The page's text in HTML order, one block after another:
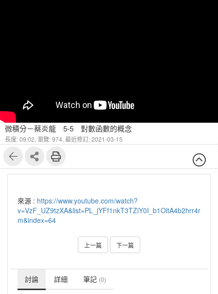
微積分－蔡炎龍 5-5 對數函數的概念
長度: 09:02, 瀏覽: 974, 最近修訂: 2021-03-15
來源 : https://www.youtube.com/watch?
v=VzF_UZ9tzXA&list=PL_jYFf1nkT3TZiY0I_b1OltA4b2hrr4r
m&index=64
上一篇 下一篇
討論 詳細 筆記 (0)